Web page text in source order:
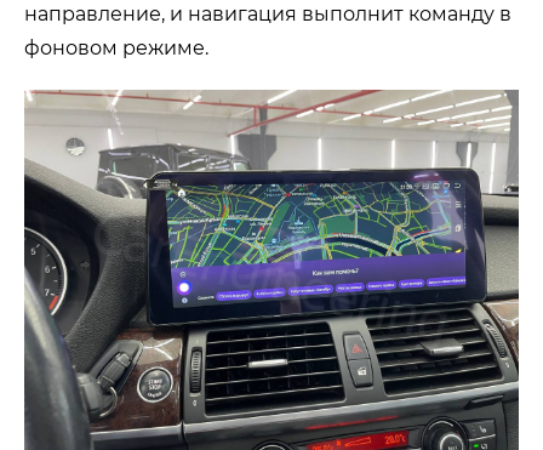
направление, и навигация выполнит команду в
фоновом режиме.